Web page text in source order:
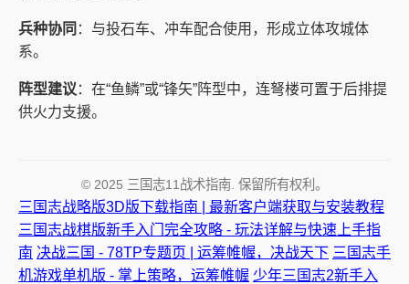
兵种协同 ：与投石车、冲车配合使用，形成立体攻城体
系。
阵型建议 ：在“鱼鳞”或“锋矢”阵型中，连弩楼可置于后排提
供火力支援。
© 2025 三国志11战术指南. 保留所有权利。
三国志战略版3D版下载指南 | 最新客户端获取与安装教程
三国志战棋版新手入门完全攻略 - 玩法详解与快速上手指
南 决战三国 - 78TP专题页 | 运筹帷幄，决战天下 三国志手
机游戏单机版 - 掌上策略，运筹帷幄 少年三国志2新手入